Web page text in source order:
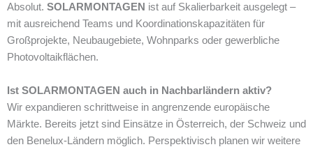
Absolut. SOLARMONTAGEN ist auf Skalierbarkeit ausgelegt –
mit ausreichend Teams und Koordinationskapazitäten für
Großprojekte, Neubaugebiete, Wohnparks oder gewerbliche
Photovoltaikflächen.
Ist SOLARMONTAGEN auch in Nachbarländern aktiv?
Wir expandieren schrittweise in angrenzende europäische
Märkte. Bereits jetzt sind Einsätze in Österreich, der Schweiz und
den Benelux-Ländern möglich. Perspektivisch planen wir weitere